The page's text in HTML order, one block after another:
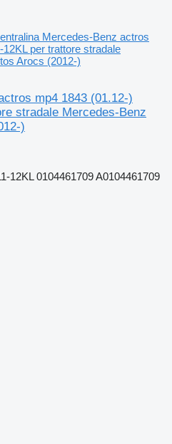
Mercedes-Benz actros
per trattore stradale
Arocs (2012-)
mp4 1843 (01.12-)
stradale Mercedes-Benz
)
12KL 0104461709 A0104461709